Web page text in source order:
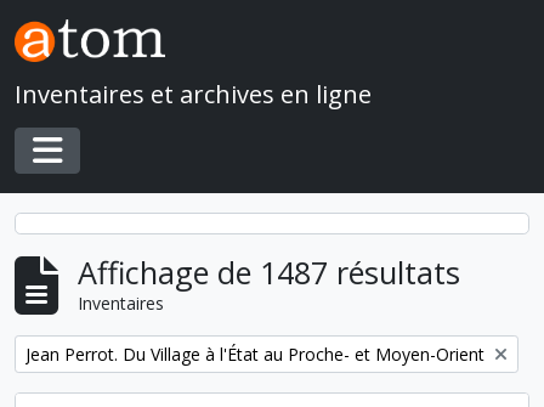
Skip to main content
Inventaires et archives en ligne
Toggle navigation
Affichage de 1487 résultats
Inventaires
Remove filter:
Jean Perrot. Du Village à l'État au Proche- et Moyen-Orient